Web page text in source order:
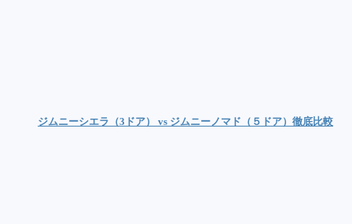
ジムニーシエラ（3ドア） vs ジムニーノマド（５ドア）徹底比較